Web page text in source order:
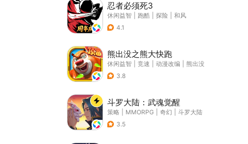
忍者必须死3
休闲益智 跑酷 探险
和风
4.1
熊出没之熊大快跑
休闲益智 竞速 动漫改编
熊出没
3.8
斗罗大陆：武魂觉醒
策略 MMORPG 奇幻
斗罗大陆
3.5